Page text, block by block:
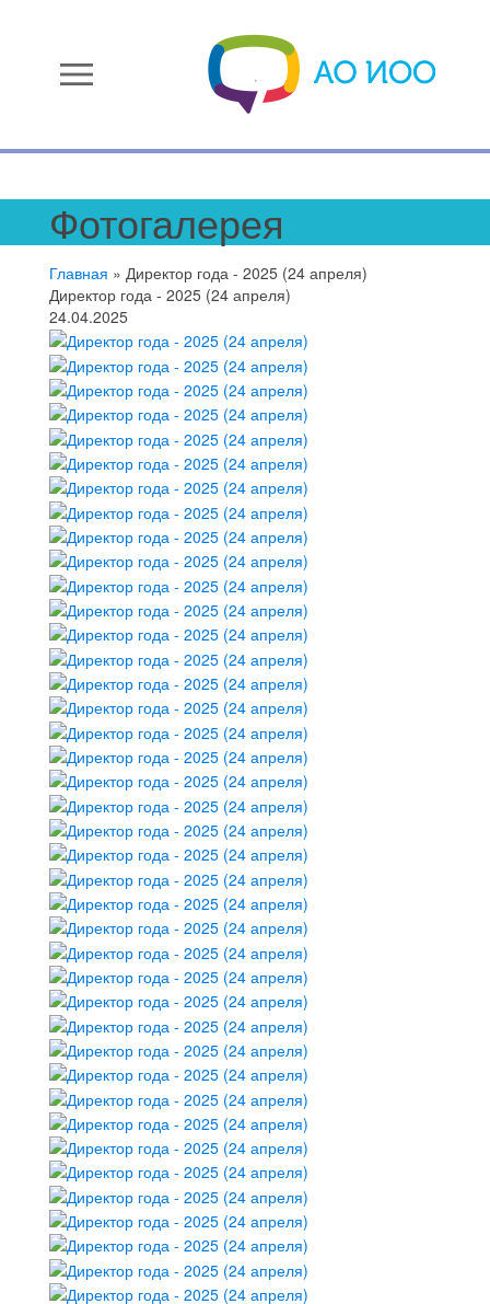
menu
Фотогалерея
Главная » Директор года - 2025 (24 апреля)
Директор года - 2025 (24 апреля)
24.04.2025